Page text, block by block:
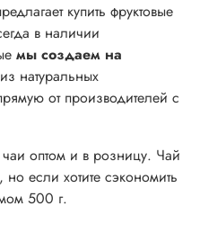
купить фруктовые
в наличии
мы создаем на
из натуральных
от производителей с
чаи оптом и в розницу. Чай
если хотите сэкономить
500 г.